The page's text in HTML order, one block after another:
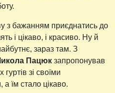
з бажанням приєднатись до
і цікаво, і красиво. Ну й
зараз там. З
Пацюк запропонував
зі своїми
їм стало цікаво.